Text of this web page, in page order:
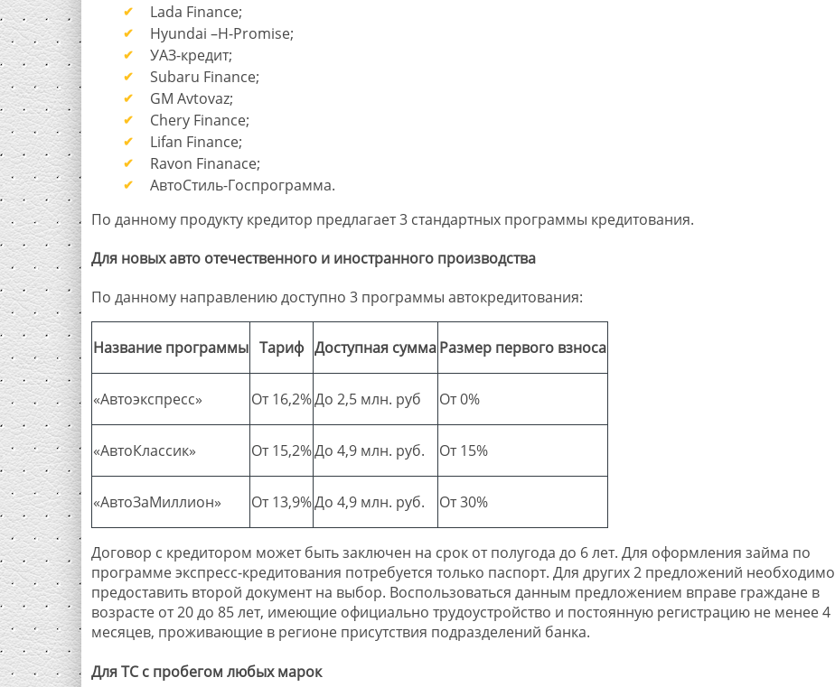
Lada Finance;
Hyundai –H-Promise;
УАЗ-кредит;
Subaru Finance;
GM Avtovaz;
Chery Finance;
Lifan Finance;
Ravon Finanace;
АвтоСтиль-Госпрограмма.
По данному продукту кредитор предлагает 3 стандартных программы кредитования.
Для новых авто отечественного и иностранного производства
По данному направлению доступно 3 программы автокредитования:
Название программы Тариф Доступная сумма Размер первого взноса
«Автоэкспресс» От 16,2%До 2,5 млн. руб От 0%
«АвтоКлассик» От 15,2%До 4,9 млн. руб. От 15%
«АвтоЗаМиллион» От 13,9%До 4,9 млн. руб. От 30%
Договор с кредитором может быть заключен на срок от полугода до 6 лет. Для оформления займа по
программе экспресс-кредитования потребуется только паспорт. Для других 2 предложений необходимо
предоставить второй документ на выбор. Воспользоваться данным предложением вправе граждане в
возрасте от 20 до 85 лет, имеющие официально трудоустройство и постоянную регистрацию не менее 4
месяцев, проживающие в регионе присутствия подразделений банка.
Для ТС с пробегом любых марок